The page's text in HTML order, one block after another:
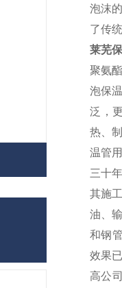
泡沫
了传
莱芜
聚氨
泡保
泛，
热、
温管
三十
其施
油、
和钢
效果
高公